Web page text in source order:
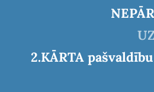
2.KĀRTA pašvaldību